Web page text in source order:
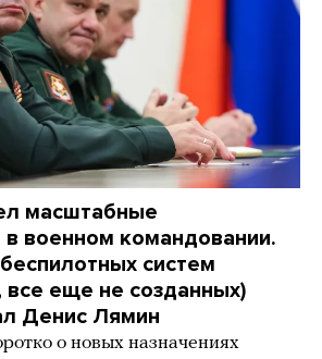
масштабные
в военном командовании.
систем
все еще не созданных)
Денис Лямин
о новых назначениях